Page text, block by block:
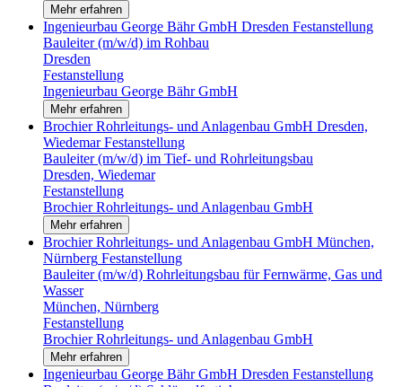
Mehr erfahren
Ingenieurbau George Bähr GmbH Dresden Festanstellung
Bauleiter (m/w/d) im Rohbau
Dresden
Festanstellung
Ingenieurbau George Bähr GmbH
Mehr erfahren
Brochier Rohrleitungs- und Anlagenbau GmbH Dresden,
Wiedemar Festanstellung
Bauleiter (m/w/d) im Tief- und Rohrleitungsbau
Dresden, Wiedemar
Festanstellung
Brochier Rohrleitungs- und Anlagenbau GmbH
Mehr erfahren
Brochier Rohrleitungs- und Anlagenbau GmbH München,
Nürnberg Festanstellung
Bauleiter (m/w/d) Rohrleitungsbau für Fernwärme, Gas und
Wasser
München, Nürnberg
Festanstellung
Brochier Rohrleitungs- und Anlagenbau GmbH
Mehr erfahren
Ingenieurbau George Bähr GmbH Dresden Festanstellung